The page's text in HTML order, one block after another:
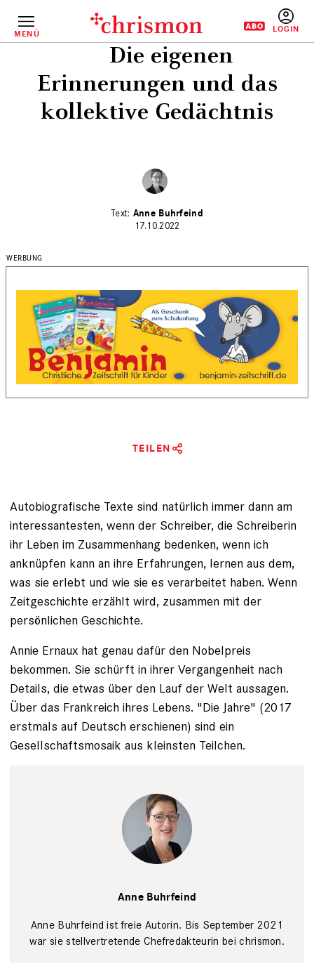
InhaltMENÜ
Die eigenen
Erinnerungen und das
kollektive Gedächtnis
Anne Buhrfeind
17.10.2022
TEILEN
Autobiografische Texte sind natürlich immer dann am
interessantesten, wenn der Schreiber, die Schreiberin
ihr Leben im Zusammenhang bedenken, wenn ich
anknüpfen kann an ihre Erfahrungen, lernen aus dem,
was sie erlebt und wie sie es verarbeitet haben. Wenn
Zeitgeschichte erzählt wird, zusammen mit der
persönlichen Geschichte.
Annie Ernaux hat genau dafür den Nobelpreis
bekommen. Sie schürft in ihrer Vergangenheit nach
Details, die etwas über den Lauf der Welt aussagen.
Über das Frankreich ihres Lebens. "Die Jahre" (2017
erstmals auf Deutsch erschienen) sind ein
Gesellschaftsmosaik aus kleinsten Teilchen.
chrismon
ChefredakteurinLena
Uphoff
Anne Buhrfeind
Anne Buhrfeind ist freie Autorin. Bis September 2021
war sie stellvertretende Chefredakteurin bei chrismon.